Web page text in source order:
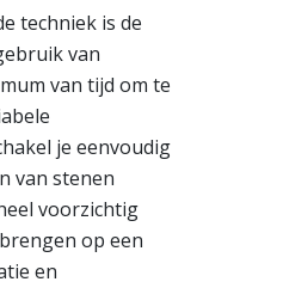
techniek is de
van
van tijd om te
je eenvoudig
van stenen
voorzichtig
op een
en